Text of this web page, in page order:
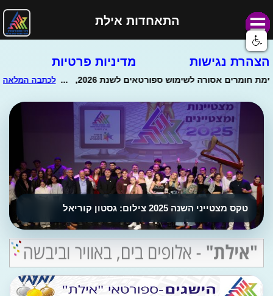
התאחדות אילת
הצהרת נגישות מדיניות פרטיות
טקס מצטייני השנה 2025 צילום: גסטון קוריאל